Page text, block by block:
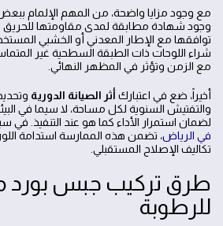
مع وجود مزايا واضحة، من المهم الإلمام
وجود شهادة مطابقة لمدى مقاومتها للحريق
توافقها مع الإطار المعدني أو الخشبي
شراء اللوحات ذات الطبقة السطحية غير
مع الزمن وتؤثر في المظهر النهائي.
أخيراً، ضع في اعتبارك أثر الصيانة الدورية
والتفتيش السنوية لكل مساحة، لا سيما في
لضمان استمرار الأداء كما هو عند التنفيذ. في
في الرياض، تضمن هذه الممارسة استدامة
تكاليف الإصلاح المستقبلي.
طرق تركيب جبس بورد
للرطوبة